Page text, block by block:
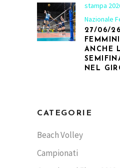
stampa
Nazionale
27/06/
ANCHE
NEL
CATEGORIE
Beach Volley
Campionati